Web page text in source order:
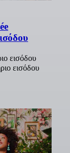
εισόδου
εισόδου